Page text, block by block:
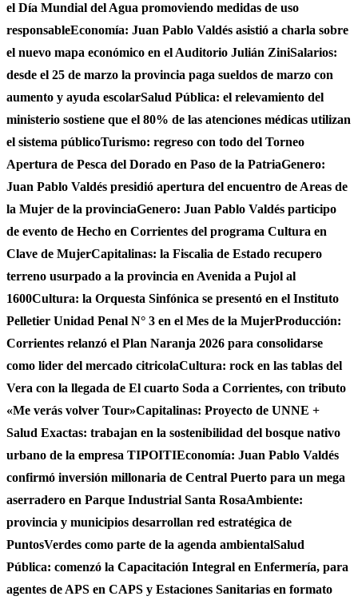
el Día Mundial del Agua promoviendo medidas de uso
responsableEconomía: Juan Pablo Valdés asistió a charla sobre
el nuevo mapa económico en el Auditorio Julián ZiniSalarios:
desde el 25 de marzo la provincia paga sueldos de marzo con
aumento y ayuda escolarSalud Pública: el relevamiento del
ministerio sostiene que el 80% de las atenciones médicas utilizan
el sistema públicoTurismo: regreso con todo del Torneo
Apertura de Pesca del Dorado en Paso de la PatriaGenero:
Juan Pablo Valdés presidió apertura del encuentro de Areas de
la Mujer de la provinciaGenero: Juan Pablo Valdés participo
de evento de Hecho en Corrientes del programa Cultura en
Clave de MujerCapitalinas: la Fiscalia de Estado recupero
terreno usurpado a la provincia en Avenida a Pujol al
1600Cultura: la Orquesta Sinfónica se presentó en el Instituto
Pelletier Unidad Penal N° 3 en el Mes de la MujerProducción:
Corrientes relanzó el Plan Naranja 2026 para consolidarse
como lider del mercado citricolaCultura: rock en las tablas del
Vera con la llegada de El cuarto Soda a Corrientes, con tributo
«Me verás volver Tour»Capitalinas: Proyecto de UNNE +
Salud Exactas: trabajan en la sostenibilidad del bosque nativo
urbano de la empresa TIPOITIEconomía: Juan Pablo Valdés
confirmó inversión millonaria de Central Puerto para un mega
aserradero en Parque Industrial Santa RosaAmbiente:
provincia y municipios desarrollan red estratégica de
PuntosVerdes como parte de la agenda ambientalSalud
Pública: comenzó la Capacitación Integral en Enfermería, para
agentes de APS en CAPS y Estaciones Sanitarias en formato